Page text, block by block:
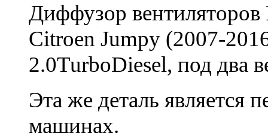
Диффузор
Citroen Jumpy (2007-
2.0TurboDiesel, под два
Эта же деталь является
машинах.